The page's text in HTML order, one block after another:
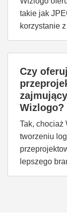
takie jak
korzystanie
Czy
Wizlogo?
Tak, chociaż
tworzeniu
lepszego